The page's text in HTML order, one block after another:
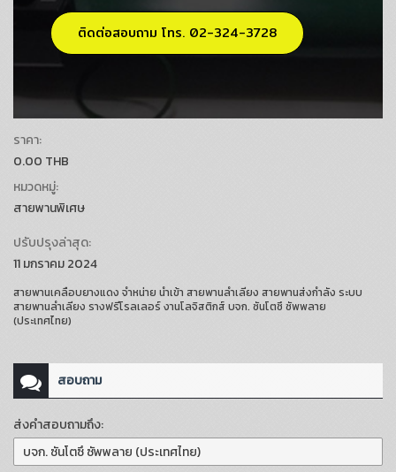
ติดต่อสอบถาม โทร. 02-324-3728
ราคา:
0.00 THB
หมวดหมู่:
สายพานพิเศษ
ปรับปรุงล่าสุด:
11 มกราคม 2024
สายพานเคลือบยางแดง จำหน่าย นำเข้า สายพานลำเลียง สายพานส่งกำลัง ระบบ
สายพานลำเลียง รางฟรีโรลเลอร์ งานโลจิสติกส์ บจก. ซันโตซึ ซัพพลาย
(ประเทศไทย)
สอบถาม
ส่งคำสอบถามถึง: